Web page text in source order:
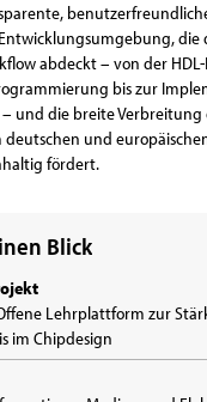
die
abdeckt – von der
bis zur
und die breite Verbreitung
deutschen und
fördert.
Blick
Lehrplattform zur
im Chipdesign